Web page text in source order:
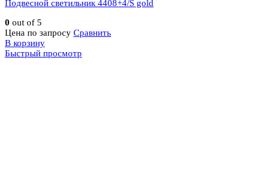
Подвесной светильник 4408+4/S gold
0 out of 5
Цена по запросу Сравнить
В корзину
Быстрый просмотр